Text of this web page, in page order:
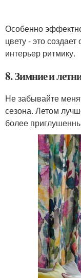
Особенно
цвету - это
интерьер ритмику.
8. Зимние и
Не забывайте
сезона. Летом
более